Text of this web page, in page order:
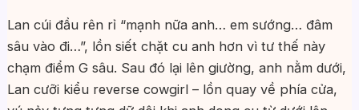
Lan cúi đầu rên rỉ “mạnh nữa anh… em sướng… đâm
sâu vào đi…”, lồn siết chặt cu anh hơn vì tư thế này
chạm điểm G sâu. Sau đó lại lên giường, anh nằm dưới,
Lan cưỡi kiểu reverse cowgirl – lồn quay về phía cửa,